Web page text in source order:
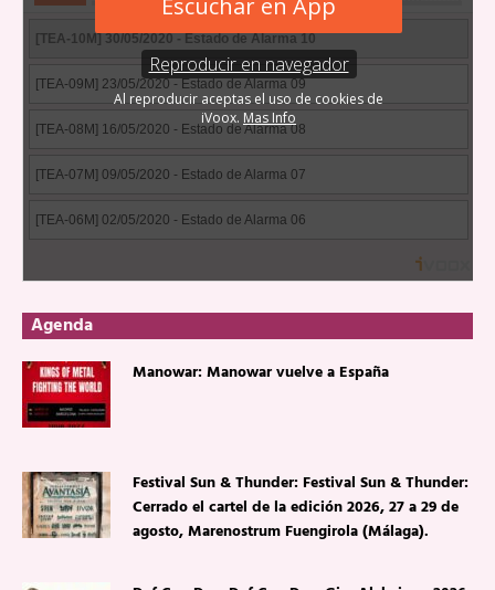
Agenda
Manowar: Manowar vuelve a España
Festival Sun & Thunder: Festival Sun & Thunder:
Cerrado el cartel de la edición 2026, 27 a 29 de
agosto, Marenostrum Fuengirola (Málaga).